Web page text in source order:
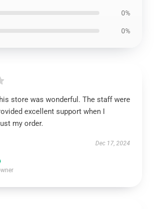
0%
0%
store was wonderful. The staff were
excellent support when I
my order.
Dec 17, 2024